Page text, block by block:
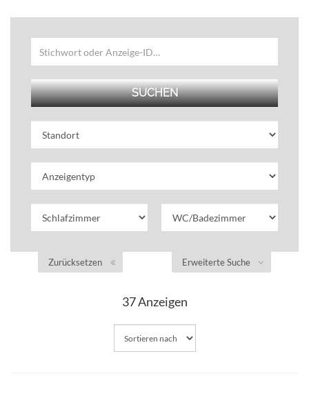
Erweiterte Suche
Zurücksetzen
37Anzeigen